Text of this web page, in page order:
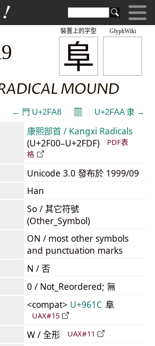
GlyphWiki
⾩
裝置上的字型
MOUND
← ⾨ U+2FA8 𝄜 U+2FAA ⾪ →
康熙部首 / Kangxi Radicals
(U+2F00–U+2FDF)
PDF表
格
Unicode 3.0 發布於 1999/09
Han
So / 其它符號
(Other_Symbol)
ON / most other symbols
and punctuation marks
N / 否
0 / Not_Reordered; 無
<compat> U+961C 阜
UAX#15
W / 全形 UAX#11